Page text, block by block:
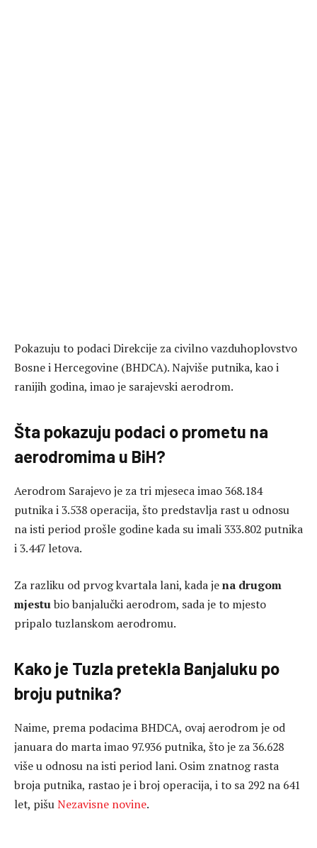
Pokazuju to podaci Direkcije za civilno vazduhoplovstvo
Bosne i Hercegovine (BHDCA). Najviše putnika, kao i
ranijih godina, imao je sarajevski aerodrom.
Šta pokazuju podaci o prometu na
aerodromima u BiH?
Aerodrom Sarajevo je za tri mjeseca imao 368.184
putnika i 3.538 operacija, što predstavlja rast u odnosu
na isti period prošle godine kada su imali 333.802 putnika
i 3.447 letova.
Za razliku od prvog kvartala lani, kada jena drugom
mjestubio banjalučki aerodrom, sada je to mjesto
pripalo tuzlanskom aerodromu.
Kako je Tuzla pretekla Banjaluku po
broju putnika?
Naime, prema podacima BHDCA, ovaj aerodrom je od
januara do marta imao 97.936 putnika, što je za 36.628
više u odnosu na isti period lani. Osim znatnog rasta
broja putnika, rastao je i broj operacija, i to sa 292 na 641
let, pišuNezavisne novine.